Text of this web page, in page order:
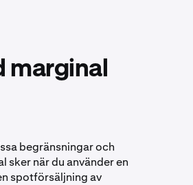
marginal
begränsningar och
när du använder en
spotförsäljning av